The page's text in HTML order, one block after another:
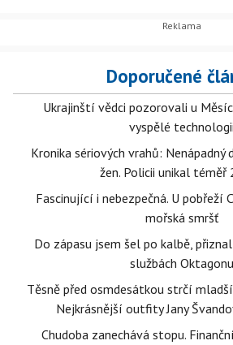
Doporučené
Ukrajinští vědci pozorovali u
vyspělé technologii
Kronika sériových vrahů:
žen. Policii unikal
Fascinující i nebezpečná. U pobřeží
mořská smršť
Do zápasu jsem šel po kalbě,
službách Oktagonu
Těsně před osmdesátkou strčí
Nejkrásnější outfity Jany
Chudoba zanechává stopu.